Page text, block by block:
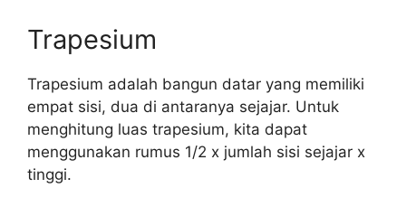
Trapesium
Trapesium adalah bangun datar yang memiliki
empat sisi, dua di antaranya sejajar. Untuk
menghitung luas trapesium, kita dapat
menggunakan rumus 1/2 x jumlah sisi sejajar x
tinggi.